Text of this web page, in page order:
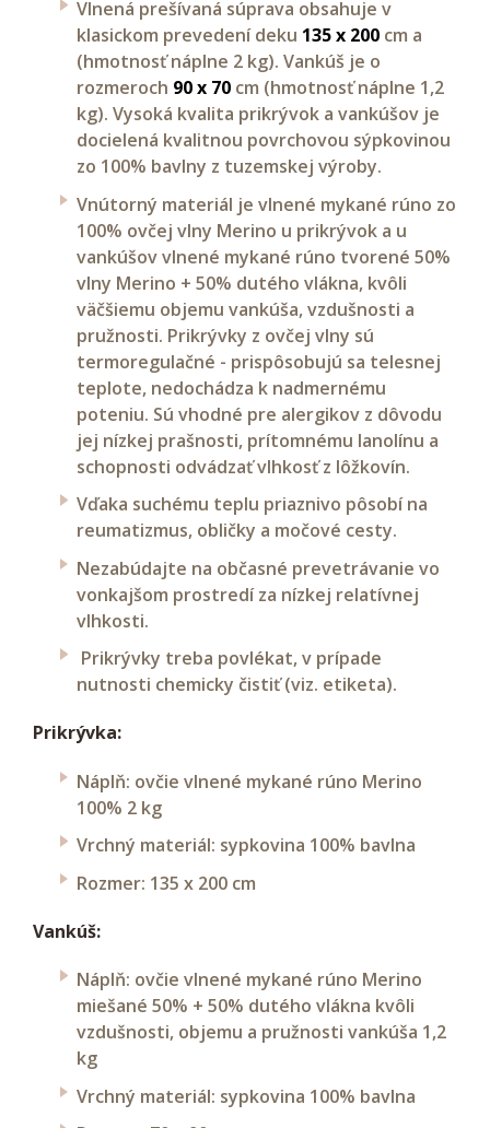
Vlnená prešívaná súprava obsahuje v
klasickom prevedení deku 135 x 200 cm a
(hmotnosť náplne 2 kg). Vankúš je o
rozmeroch 90 x 70 cm (hmotnosť náplne 1,2
kg). Vysoká kvalita prikrývok a vankúšov je
docielená kvalitnou povrchovou sýpkovinou
zo 100% bavlny z tuzemskej výroby.
Vnútorný materiál je vlnené mykané rúno zo
100% ovčej vlny Merino u prikrývok a u
vankúšov vlnené mykané rúno tvorené 50%
vlny Merino + 50% dutého vlákna, kvôli
väčšiemu objemu vankúša, vzdušnosti a
pružnosti. Prikrývky z ovčej vlny sú
termoregulačné - prispôsobujú sa telesnej
teplote, nedochádza k nadmernému
poteniu. Sú vhodné pre alergikov z dôvodu
jej nízkej prašnosti, prítomnému lanolínu a
schopnosti odvádzať vlhkosť z lôžkovín.
Vďaka suchému teplu priaznivo pôsobí na
reumatizmus, obličky a močové cesty.
Nezabúdajte na občasné prevetrávanie vo
vonkajšom prostredí za nízkej relatívnej
vlhkosti.
Prikrývky treba povlékat, v prípade
nutnosti chemicky čistiť (viz. etiketa).
Prikrývka:
Náplň: ovčie vlnené mykané rúno Merino
100% 2 kg
Vrchný materiál: sypkovina 100% bavlna
Rozmer: 135 x 200 cm
Vankúš:
Náplň: ovčie vlnené mykané rúno Merino
miešané 50% + 50% dutého vlákna kvôli
vzdušnosti, objemu a pružnosti vankúša 1,2
kg
Vrchný materiál: sypkovina 100% bavlna